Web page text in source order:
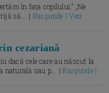
în fața copilului.” „Ne
să... | Raspunde | Vezi
cezariană
dacă cele care au născut la
naturală sau p... |Raspunde |